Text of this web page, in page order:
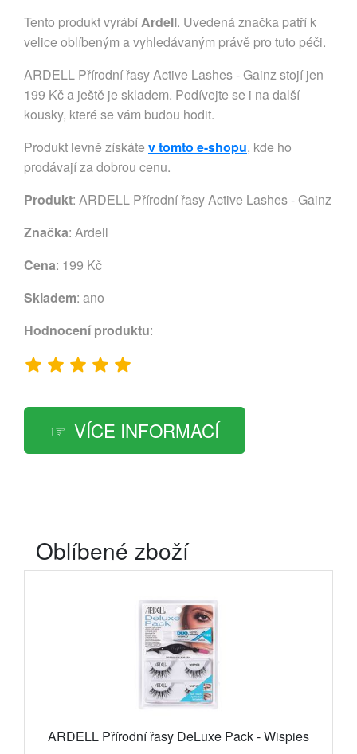
Tento produkt vyrábíArdell. Uvedená značka patří k
velice oblíbeným a vyhledávaným právě pro tuto péči.
ARDELL Přírodní řasy Active Lashes - Gainz stojí jen
199 Kč a ještě je skladem. Podívejte se i na další
kousky, které se vám budou hodit.
Produkt levně získáte v tomto e-shopu, kde ho
prodávají za dobrou cenu.
Produkt: ARDELL Přírodní řasy Active Lashes - Gainz
Značka: Ardell
Cena: 199 Kč
Skladem: ano
Hodnocení produktu:
VÍCE INFORMACÍ
Oblíbené zboží
ARDELL Přírodní řasy DeLuxe Pack - Wispies